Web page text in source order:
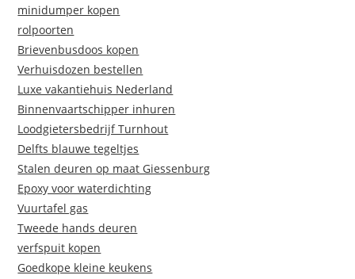
minidumper kopen
rolpoorten
Brievenbusdoos kopen
Verhuisdozen bestellen
Luxe vakantiehuis Nederland
Binnenvaartschipper inhuren
Loodgietersbedrijf Turnhout
Delfts blauwe tegeltjes
Stalen deuren op maat Giessenburg
Epoxy voor waterdichting
Vuurtafel gas
Tweede hands deuren
verfspuit kopen
Goedkope kleine keukens